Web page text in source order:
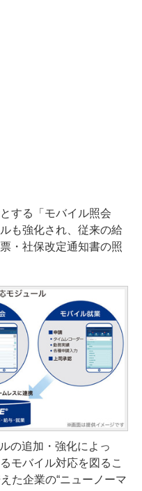
する「モバイル照会
も強化され、従来の給
・社保改定通知書の照
の追加・強化によっ
モバイル対応を図るこ
た企業の“ニューノーマ